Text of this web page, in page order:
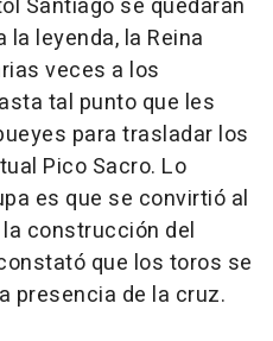
la leyenda, la Reina
veces a los
tal punto que les
para trasladar los
Pico Sacro. Lo
es que se convirtió al
construcción del
que los toros se
presencia de la cruz.